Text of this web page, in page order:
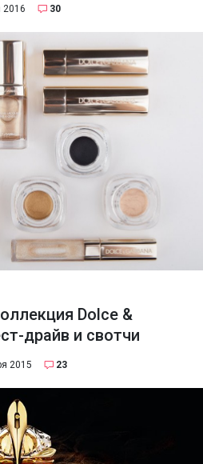
2016 30
Dolce &
драйв и свотчи
2015 23